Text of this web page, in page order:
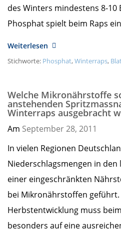
des Winters mindestens 8-10
Phosphat spielt beim Raps
Weiterlesen
Stichworte: Phosphat,Winterraps,
Welche Mikronährstoffe
anstehenden
Winterraps ausgebracht
Am September 28, 2011
In vielen Regionen
Niederschlagsmengen in den
einer eingeschränkten
bei Mikronährstoffen
Herbstentwicklung muss
besonders auf eine